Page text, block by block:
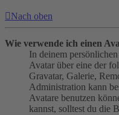
Nach oben
Wie verwende ich einen
In deinem
Avatar über eine der
Gravatar, Galerie,
Administration kann
Avatare benutzen
kannst, solltest du die